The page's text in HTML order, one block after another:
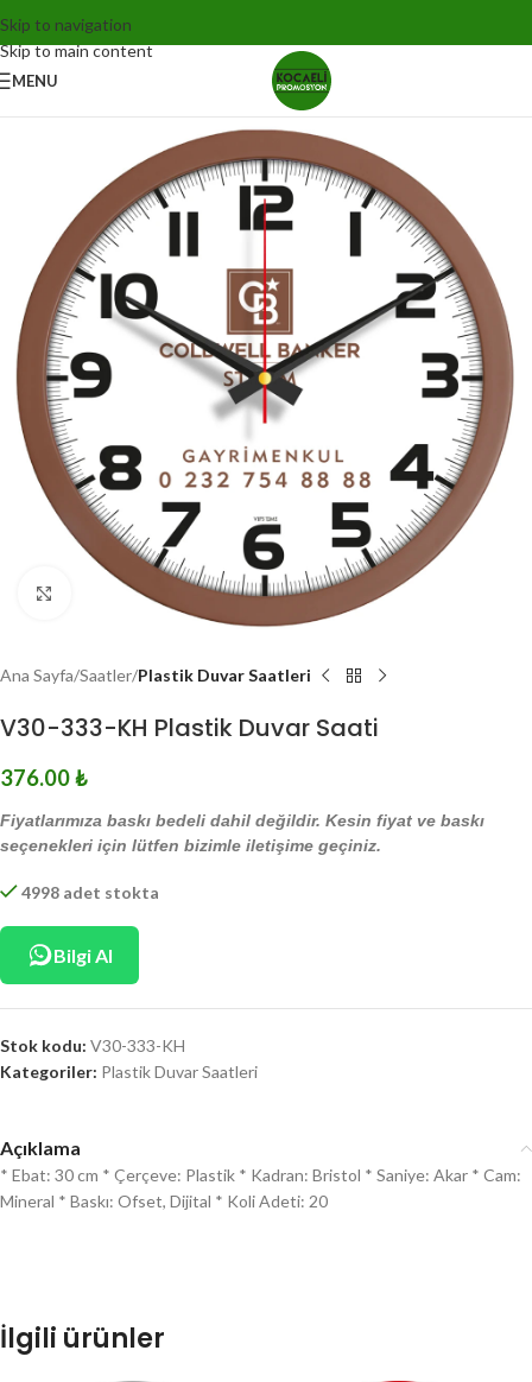
Skip to navigation
Skip to main content
MENU
Click to enlarge
Ana Sayfa Saatler Plastik Duvar Saatleri
V30-333-KH Plastik Duvar Saati
376.00₺
Fiyatlarımıza baskı bedeli dahil değildir. Kesin fiyat ve baskı
seçenekleri için lütfen bizimle iletişime geçiniz.
4998 adet stokta
Bilgi Al
Stok kodu: V30-333-KH
Kategoriler: Plastik Duvar Saatleri
Açıklama
* Ebat: 30 cm * Çerçeve: Plastik * Kadran: Bristol * Saniye: Akar * Cam:
Mineral * Baskı: Ofset, Dijital * Koli Adeti: 20
İlgili ürünler